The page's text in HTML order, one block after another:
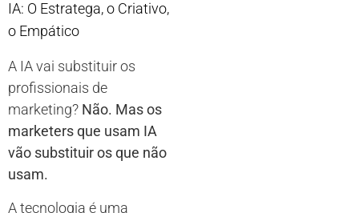
IA: O Estratega, o Criativo,
o Empático
A IA vai substituir os
profissionais de
marketing? Não. Mas os
marketers que usam IA
vão substituir os que não
usam.
A tecnologia é uma